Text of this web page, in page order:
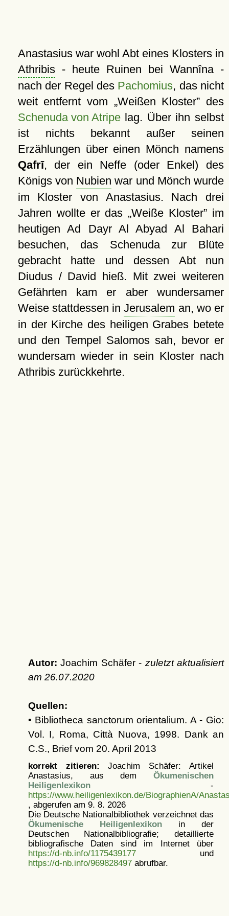
Anastasius war wohl Abt eines Klosters in
Athribis- heute Ruinen bei Wannîna -
nach der Regel des Pachomius, das nicht
weit entfernt vom
Weißen Kloster
des
Schenuda von Atripelag. Über ihn selbst
ist nichts bekannt außer seinen
Erzählungen über einen Mönch namens
Qafrī, der ein Neffe (oder Enkel) des
Königs von Nubien war und Mönch wurde
im Kloster von Anastasius. Nach drei
Jahren wollte er das Weiße Kloster
im
heutigen Ad Dayr Al Abyad Al Bahari
besuchen, das Schenuda zur Blüte
gebracht hatte und dessen Abt nun
Diudus / David hieß. Mit zwei weiteren
Gefährten kam er aber wundersamer
Weise stattdessen inJerusalem an, wo er
in der Kirche des heiligen Grabes betete
und den Tempel Salomos sah, bevor er
wundersam wieder in sein Kloster nach
Athribis zurückkehrte.
Autor: Joachim Schäfer - zuletzt aktualisiert
am 26.07.2020
Quellen:
• Bibliotheca sanctorum orientalium. A - Gio:
Vol. I, Roma, Città Nuova, 1998. Dank an
C.S., Brief vom 20. April 2013
korrekt zitieren: Joachim Schäfer: Artikel
Anastasius, aus dem Ökumenischen
Heiligenlexikon-
https://www.heiligenlexikon.de/BiographienA/
, abgerufen am 9. 8. 2026
Die Deutsche Nationalbibliothek verzeichnet das
Ökumenische Heiligenlexikonin der
Deutschen Nationalbibliografie; detaillierte
bibliografische Daten sind im Internet über
https://d-nb.info/1175439177und
https://d-nb.info/969828497abrufbar.